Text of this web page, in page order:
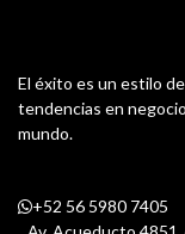
El éxito es un estilo
tendencias en
mundo.
+52 56 5980 7405